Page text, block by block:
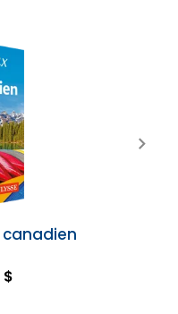
canadien
$